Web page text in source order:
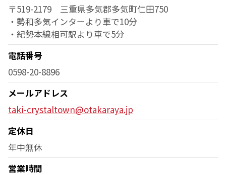
〒519-2179 三重県多気郡多気町仁田750
・勢和多気インターより車で10分
・紀勢本線相可駅より車で5分
電話番号
0598-20-8896
メールアドレス
taki-crystaltown@otakaraya.jp
定休日
年中無休
営業時間